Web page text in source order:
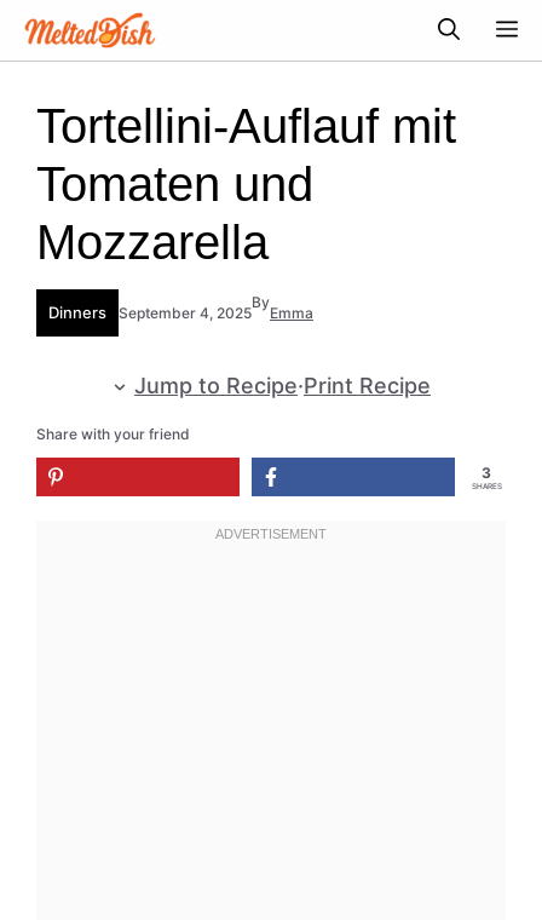
Skip
Tortellini-Auflauf mit
Tomaten und
Mozzarella
Dinners September 4, 2025
By
Emma
Jump to Recipe·Print Recipe
Share with your friend
3
SHARES